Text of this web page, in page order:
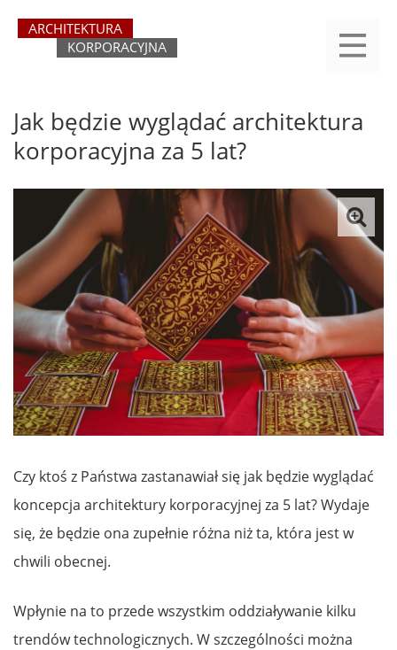
yasne
main
Jak będzie wyglądać architektura
korporacyjna za 5 lat?
Czy ktoś z Państwa zastanawiał się jak będzie wyglądać
koncepcja architektury korporacyjnej za 5 lat? Wydaje
się, że będzie ona zupełnie różna niż ta, która jest w
chwili obecnej.
Wpłynie na to przede wszystkim oddziaływanie kilku
trendów technologicznych. W szczególności można